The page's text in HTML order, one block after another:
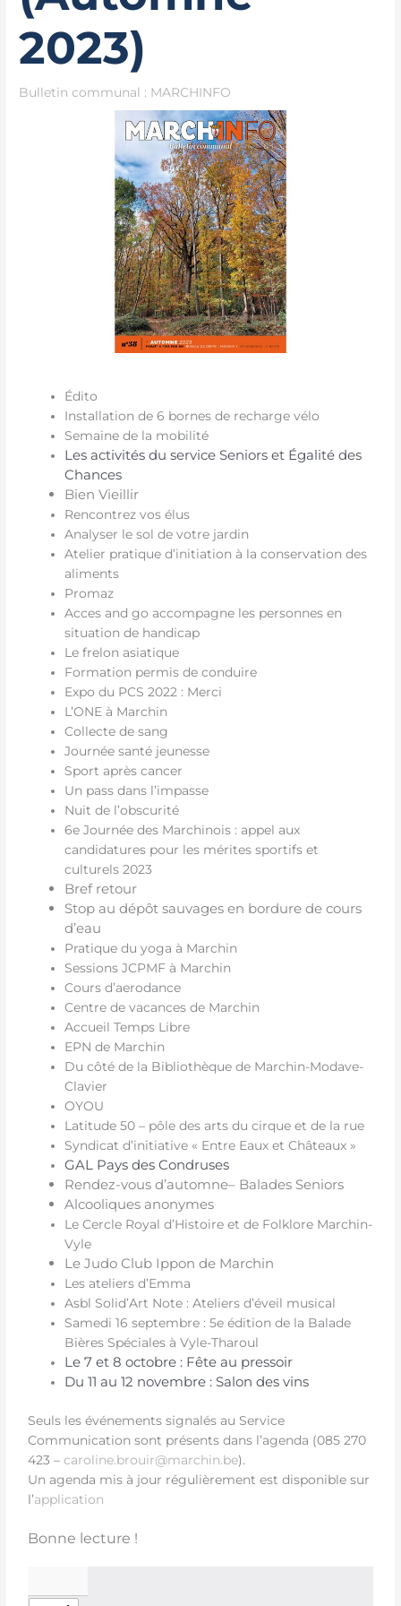
2023)
Bulletin communal : MARCHINFO
Édito
Installation de 6 bornes de recharge vélo
Semaine de la mobilité
Les activités du service Seniors et Égalité des
Chances
Bien Vieillir
Rencontrez vos élus
Analyser le sol de votre jardin
Atelier pratique d’initiation à la conservation des
aliments
Promaz
Acces and go accompagne les personnes en
situation de handicap
Le frelon asiatique
Formation permis de conduire
Expo du PCS 2022 : Merci
L’ONE à Marchin
Collecte de sang
Journée santé jeunesse
Sport après cancer
Un pass dans l’impasse
Nuit de l’obscurité
6e Journée des Marchinois : appel aux
candidatures pour les mérites sportifs et
culturels 2023
Bref retour
Stop au dépôt sauvages en bordure de cours
d’eau
Pratique du yoga à Marchin
Sessions JCPMF à Marchin
Cours d’aerodance
Centre de vacances de Marchin
Accueil Temps Libre
EPN de Marchin
Du côté de la Bibliothèque de Marchin-Modave-
Clavier
OYOU
Latitude 50 – pôle des arts du cirque et de la rue
Syndicat d’initiative « Entre Eaux et Châteaux »
GAL Pays des Condruses
Rendez-vous d’automne– Balades Seniors
Alcooliques anonymes
Le Cercle Royal d’Histoire et de Folklore Marchin-
Vyle
Le Judo Club Ippon de Marchin
Les ateliers d’Emma
Asbl Solid’Art Note : Ateliers d’éveil musical
Samedi 16 septembre : 5e édition de la Balade
Bières Spéciales à Vyle-Tharoul
Le 7 et 8 octobre : Fête au pressoir
Du 11 au 12 novembre : Salon des vins
Seuls les événements signalés au Service
Communication sont présents dans l’agenda (085 270
423 –caroline.brouir@marchin.be).
Un agenda mis à jour régulièrement est disponible sur
l’application
Bonne lecture !